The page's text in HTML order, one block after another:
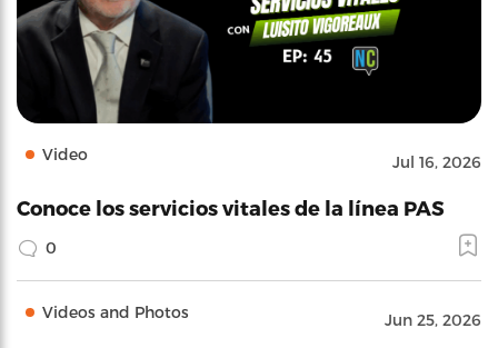
Video Jul 16, 2026
Conoce los servicios vitales de la línea PAS
0
Videos and Photos Jun 25, 2026